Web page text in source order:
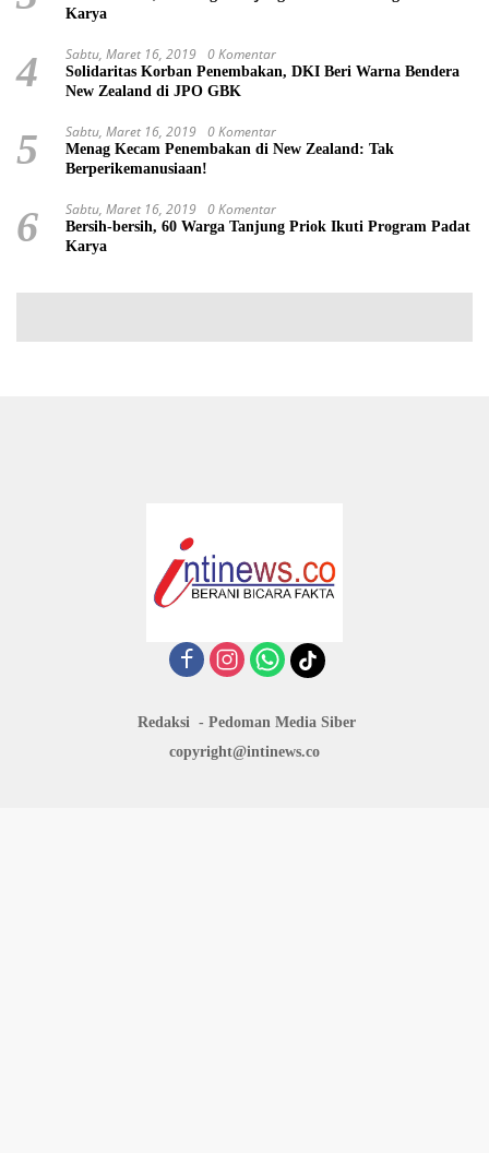
Karya
4 Sabtu, Maret 16, 2019 0 Komentar
Solidaritas Korban Penembakan, DKI Beri Warna Bendera
New Zealand di JPO GBK
5 Sabtu, Maret 16, 2019 0 Komentar
Menag Kecam Penembakan di New Zealand: Tak
Berperikemanusiaan!
6 Sabtu, Maret 16, 2019 0 Komentar
Bersih-bersih, 60 Warga Tanjung Priok Ikuti Program Padat
Karya
Redaksi
Pedoman Media Siber
copyright@intinews.co